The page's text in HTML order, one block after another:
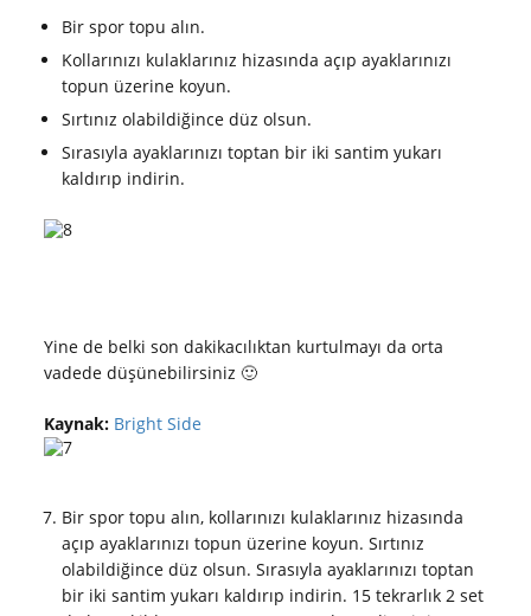
Bir spor topu alın.
Kollarınızı kulaklarınız hizasında açıp ayaklarınızı
topun üzerine koyun.
Sırtınız olabildiğince düz olsun.
Sırasıyla ayaklarınızı toptan bir iki santim yukarı
kaldırıp indirin.
Yine de belki son dakikacılıktan kurtulmayı da orta
vadede düşünebilirsiniz 🙂
Kaynak: Bright Side
Bir spor topu alın, kollarınızı kulaklarınız hizasında
açıp ayaklarınızı topun üzerine koyun. Sırtınız
olabildiğince düz olsun. Sırasıyla ayaklarınızı toptan
bir iki santim yukarı kaldırıp indirin. 15 tekrarlık 2 set